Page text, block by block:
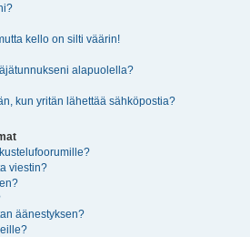
kello on silti väärin!
alapuolella?
kun yritän lähettää sähköpostia?
viestin?
äänestyksen?